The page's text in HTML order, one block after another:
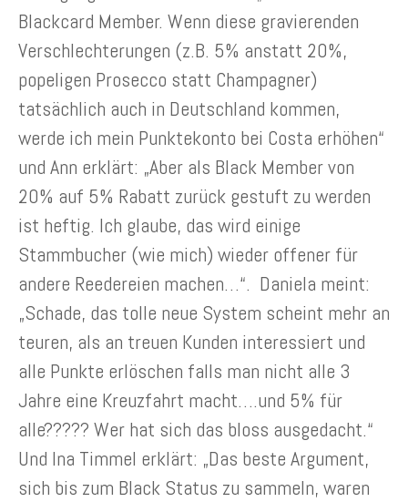
Blackcard Member. Wenn diese gravierenden
Verschlechterungen (z.B. 5% anstatt 20%,
popeligen Prosecco statt Champagner)
tatsächlich auch in Deutschland kommen,
werde ich mein Punktekonto bei Costa erhöhen“
und Ann erklärt: „Aber als Black Member von
20% auf 5% Rabatt zurück gestuft zu werden
ist heftig. Ich glaube, das wird einige
Stammbucher (wie mich) wieder offener für
andere Reedereien machen…“. Daniela meint:
„Schade, das tolle neue System scheint mehr an
teuren, als an treuen Kunden interessiert und
alle Punkte erlöschen falls man nicht alle 3
Jahre eine Kreuzfahrt macht….und 5% für
alle????? Wer hat sich das bloss ausgedacht.“
Und Ina Timmel erklärt: „Das beste Argument,
sich bis zum Black Status zu sammeln, waren